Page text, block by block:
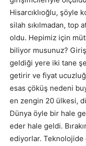
Hisarcıklıoğlu, şöyle
silah sıkılmadan, top
oldu. Hepimiz için
biliyor musunuz?
geldiği yere iki tane
getirir ve fiyat
esas çöküş nedeni
en zengin 20 ülkesi,
Dünya öyle bir hale
eder hale geldi.
ediyorlar. Teknolojide